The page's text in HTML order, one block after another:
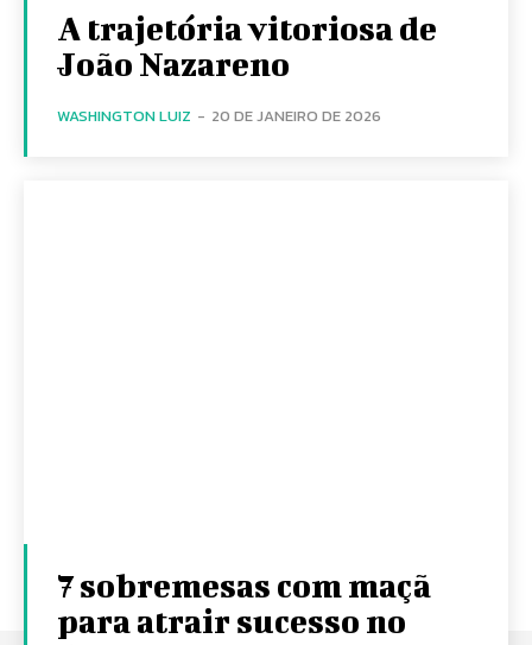
A trajetória vitoriosa de
João Nazareno
WASHINGTON LUIZ - 20 DE JANEIRO DE 2026
7 sobremesas com maçã
para atrair sucesso no